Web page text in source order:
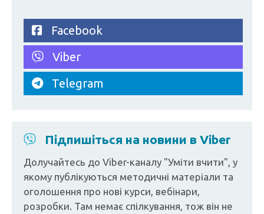
Facebook
Viber
Telegram
Підпишіться на новини в Viber
Долучайтесь до Viber-каналу "Уміти вчити", у
якому публікуються методичні матеріали та
оголошення про нові курси, вебінари,
розробки. Там немає спілкування, тож він не